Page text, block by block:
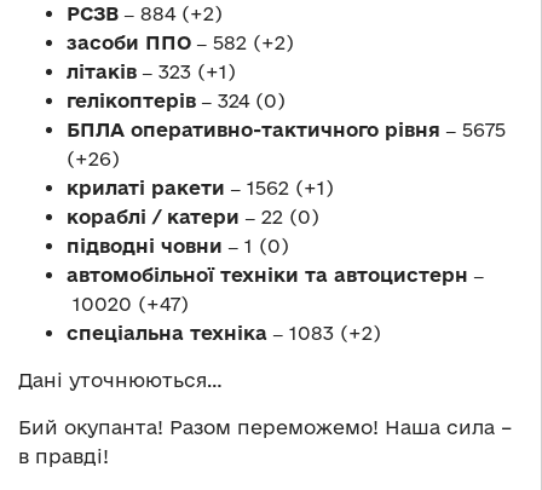
РСЗВ ‒ 884 (+2)
засоби ППО ‒ 582 (+2)
літаків ‒ 323 (+1)
гелікоптерів ‒ 324 (0)
БПЛА оперативно-тактичного рівня ‒ 5675
(+26)
крилаті ракети ‒ 1562 (+1)
кораблі / катери ‒ 22 (0)
підводні човни ‒ 1 (0)
автомобільної техніки та автоцистерн ‒
10020 (+47)
спеціальна техніка ‒ 1083 (+2)
Дані уточнюються…
Бий окупанта! Разом переможемо! Наша сила –
в правді!